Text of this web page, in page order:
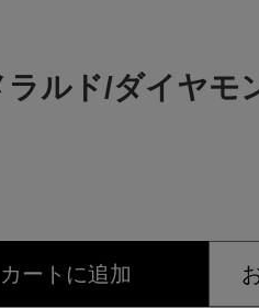
ルド/ダイヤモ
カートに追加